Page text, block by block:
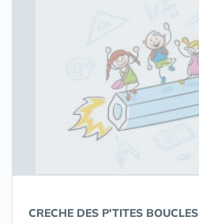
CRECHE DES P'TITES BOUCLES